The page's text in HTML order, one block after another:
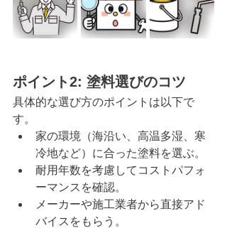
ポイント2: 塗料選びのコツ
具体的な選び方のポイントは以下で
す。
家の環境（海沿い、高温多湿、寒
冷地など）に合った塗料を選ぶ。
耐用年数を考慮してコストパフォ
ーマンスを確認。
メーカーや施工業者から直接アド
バイスをもらう。